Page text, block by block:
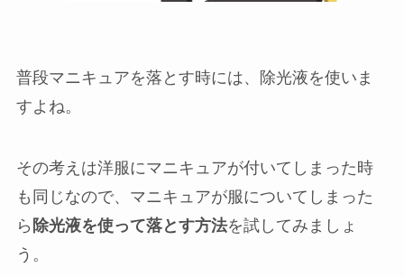
普段マニキュアを落とす時には、除光液を使いま
すよね。
その考えは洋服にマニキュアが付いてしまった時
も同じなので、マニキュアが服についてしまった
ら 除光液を使って落とす方法を試してみましょ
う。